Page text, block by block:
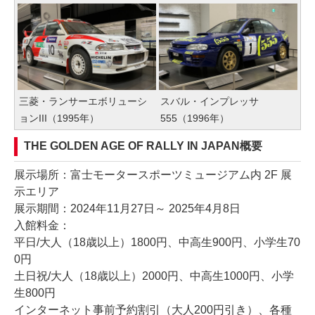
三菱・ランサーエボリューシ
ョンIII（1995年）
スバル・インプレッサ
555（1996年）
THE GOLDEN AGE OF RALLY IN JAPAN概要
展示場所：富士モータースポーツミュージアム内 2F 展
示エリア
展示期間：2024年11月27日～ 2025年4月8日
入館料金：
平日/大人（18歳以上）1800円、中高生900円、小学生70
0円
土日祝/大人（18歳以上）2000円、中高生1000円、小学
生800円
インターネット事前予約割引（大人200円引き）、各種